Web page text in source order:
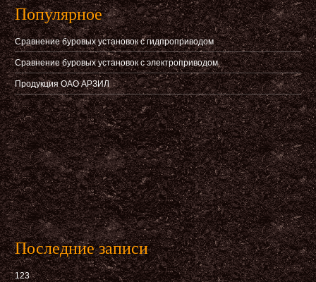
Популярное
Сравнение буровых установок с гидпроприводом
Сравнение буровых установок с электроприводом
Продукция ОАО АРЗИЛ
Последние записи
123